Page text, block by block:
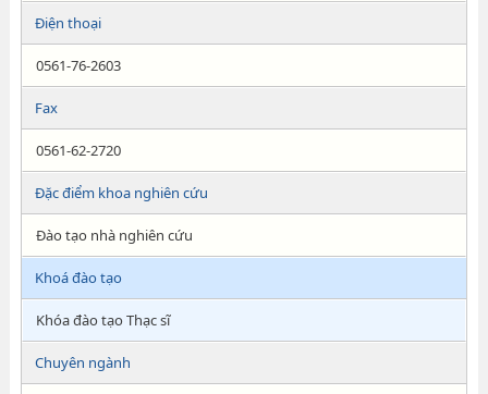
Điện thoại
0561-76-2603
Fax
0561-62-2720
Đặc điểm khoa nghiên cứu
Đào tạo nhà nghiên cứu
Khoá đào tạo
Khóa đào tạo Thạc sĩ
Chuyên ngành